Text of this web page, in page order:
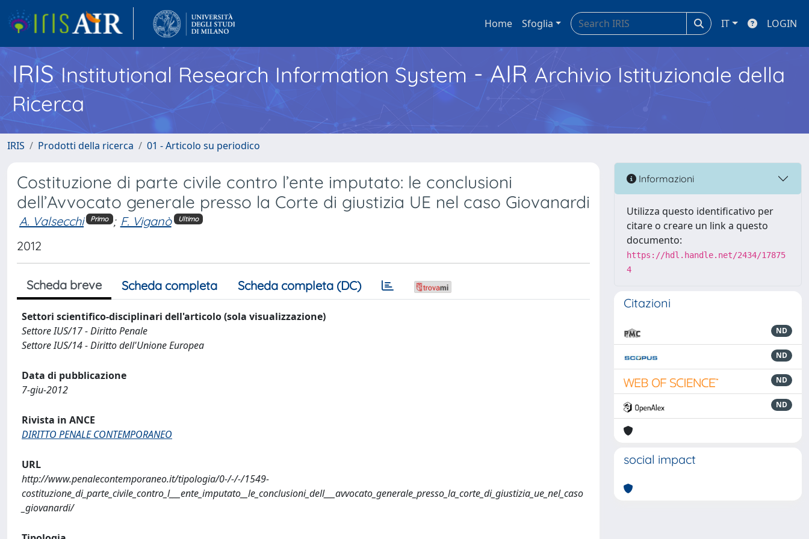
Home Sfoglia IT LOGIN
IRISInstitutional Research Information System - AIR Archivio Istituzionale della
Ricerca
IRIS Prodotti della ricerca 01 - Articolo su periodico
Costituzione di parte civile contro l’ente imputato: le conclusioni
dell’Avvocato generale presso la Corte di giustizia UE nel caso Giovanardi
A. Valsecchi Primo ; F. Viganò Ultimo
2012
Scheda breve Scheda completa Scheda completa (DC)
Settori scientifico-disciplinari dell'articolo (sola visualizzazione)
Settore IUS/17 - Diritto Penale
Settore IUS/14 - Diritto dell'Unione Europea
Data di pubblicazione
7-giu-2012
Rivista in ANCE
DIRITTO PENALE CONTEMPORANEO
URL
http://www.penalecontemporaneo.it/tipologia/0-/-/-/1549-
costituzione_di_parte_civile_contro_l___ente_imputato__le_conclusioni_dell___avvocato_generale_presso_la_corte_di_giustizia_ue_nel_caso
_giovanardi/
Informazioni
Utilizza questo identificativo per
citare o creare un link a questo
documento:
https://hdl.handle.net/2434/17875
4
Citazioni
ND
ND
ND
ND
social impact